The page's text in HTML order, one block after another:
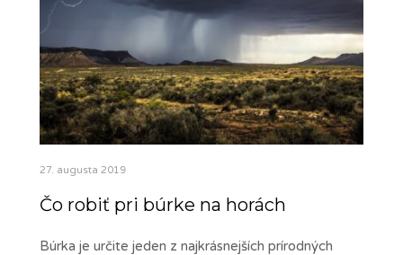
27. augusta 2019
Čo robiť pri búrke na horách
Búrka je určite jeden z najkrásnejších prírodných